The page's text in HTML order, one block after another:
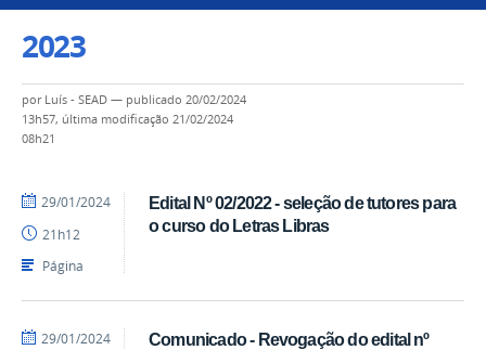
2023
por Luís - SEAD — publicado 20/02/2024
13h57, última modificação 21/02/2024
08h21
Edital Nº 02/2022 - seleção de tutores para
o curso do Letras Libras
por
-
SEAD
publicado
29/01/2024
21h12
Página
Comunicado - Revogação do edital nº
por
publicado
29/01/2024